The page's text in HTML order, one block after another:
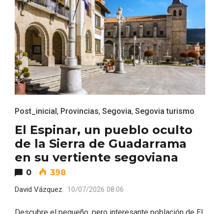
Post_inicial, Provincias, Segovia, Segovia turismo
El Espinar, un pueblo oculto
de la Sierra de Guadarrama
en su vertiente segoviana
0 398
David Vázquez 10/07/2026 08:06
Descubre el pequeño, pero interesante población de El
Recorre los fiordos leoneses en Riaño